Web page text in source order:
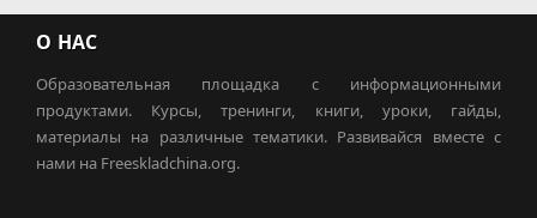
О НАС
Образовательная площадка с информационными
продуктами. Курсы, тренинги, книги, уроки, гайды,
материалы на различные тематики. Развивайся вместе с
нами на Freeskladchina.org.